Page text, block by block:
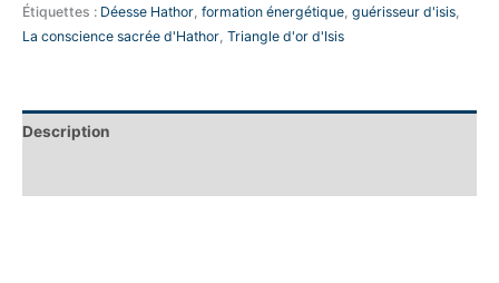
Étiquettes : Déesse Hathor, formation énergétique, guérisseur d'isis,
La conscience sacrée d'Hathor, Triangle d'or d'Isis
Description